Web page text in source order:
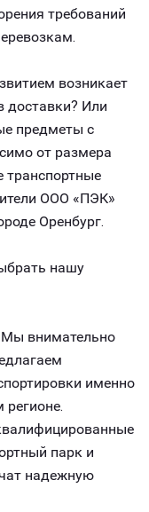
требований
возникает
доставки? Или
предметы с
от размера
транспортные
ООО «ПЭК»
Оренбург.
нашу
Мы внимательно
именно
парк и
надежную